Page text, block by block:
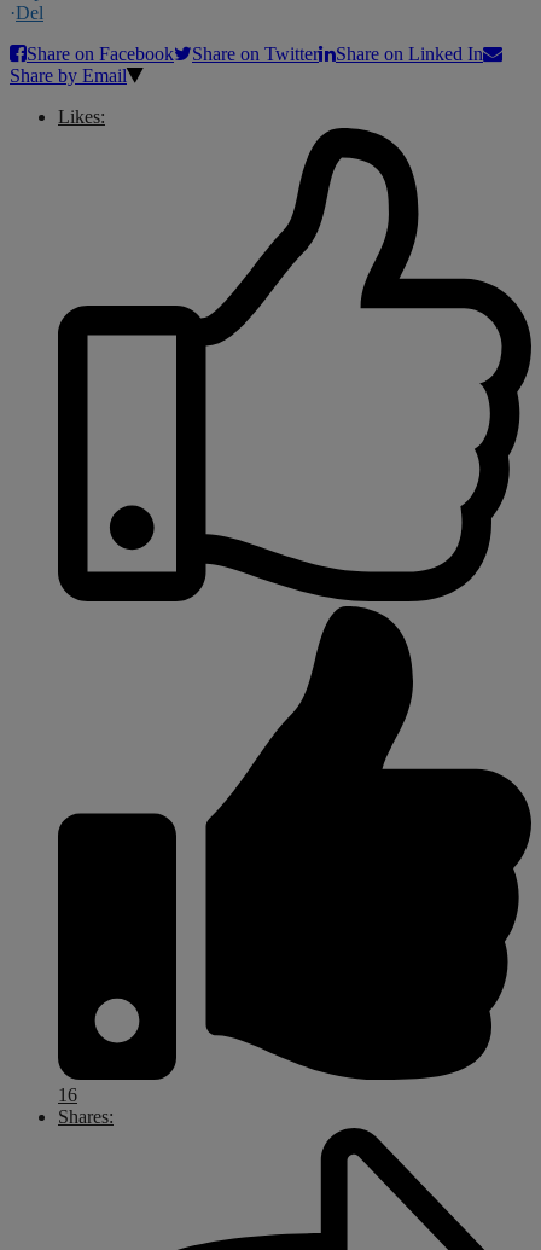
·Del
Share on Facebook
Share on Twitter
Share on Linked In
Share by Email
Likes:
16
Shares: